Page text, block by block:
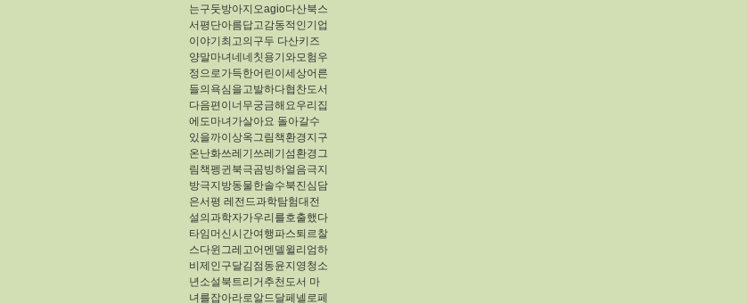
는구둣방아지오agio다산북스
서평단아름답고감동적인기업
이야기최고의구두 다산키즈
양말마녀네네칫용기와모험우
정으로가득한어린이세상어른
들의욕심을고발하다협찬도서
다음편이너무궁금해요우리집
에도마녀가살아요 돌아갈수
있을까이상옥그림책환경지구
온난화쓰레기쓰레기섬환경그
림책펭귄북극곰빙하얼음극지
방극지방동물한솔수북진심담
은서평 레전드과학탐험대전
설의과학자가우리를호출했다
타임머신시간여행파스퇴르찰
스다윈그레고어멘델윌리엄하
비제인구달김점동윤지영청소
년소설북트리거추천도서 마
녀를잡아라로알드달페넬로페